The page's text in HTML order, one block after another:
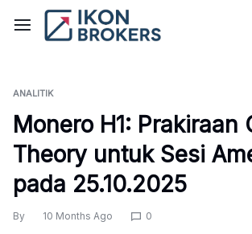
ANALITIK
Monero H1: Prakiraan
Theory untuk Sesi
pada 25.10.2025
By 10 Months Ago 0